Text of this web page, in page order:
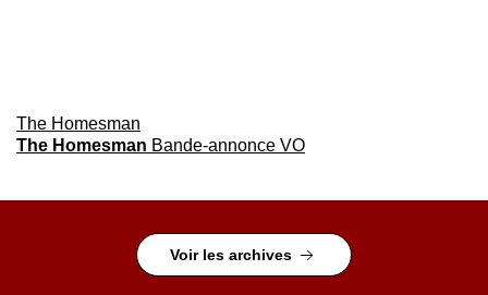
The Homesman
The Homesman Bande-annonce VO
Voir les archives